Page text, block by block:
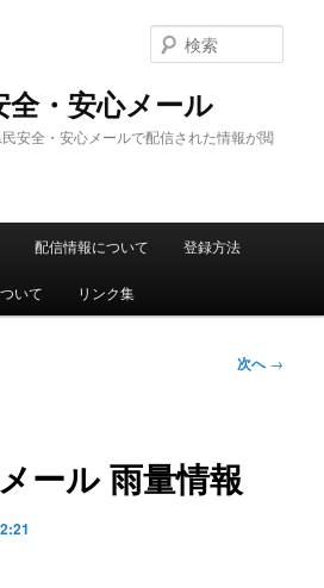
全・安心メール
安全・安心メールで配信された情報が閲
索
配信情報について 登録方法
いて リンク集
次へ→
ール 雨量情報